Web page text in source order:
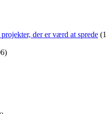
der er værd at sprede